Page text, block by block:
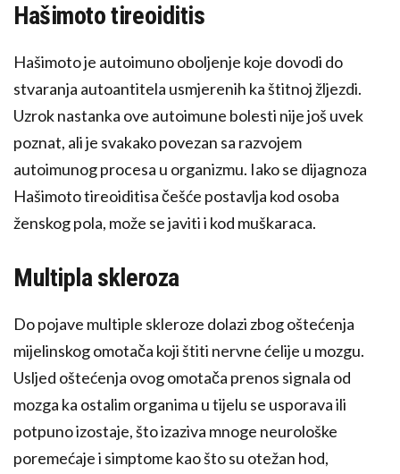
Hašimoto tireoiditis
Hašimoto je autoimuno oboljenje koje dovodi do
stvaranja autoantitela usmjerenih ka štitnoj žljezdi.
Uzrok nastanka ove autoimune bolesti nije još uvek
poznat, ali je svakako povezan sa razvojem
autoimunog procesa u organizmu. Iako se dijagnoza
Hašimoto tireoiditisa češće postavlja kod osoba
ženskog pola, može se javiti i kod muškaraca.
Multipla skleroza
Do pojave multiple skleroze dolazi zbog oštećenja
mijelinskog omotača koji štiti nervne ćelije u mozgu.
Usljed oštećenja ovog omotača prenos signala od
mozga ka ostalim organima u tijelu se usporava ili
potpuno izostaje, što izaziva mnoge neurološke
poremećaje i simptome kao što su otežan hod,